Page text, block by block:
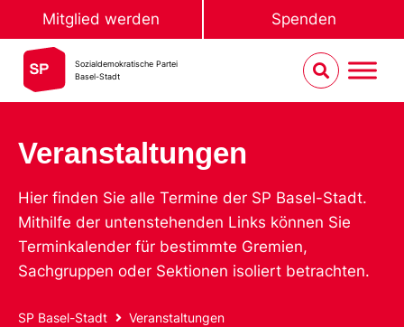
Mitglied werden Spenden
Sozialdemokratische Partei
Basel-Stadt
Veranstaltungen
Hier finden Sie alle Termine der SP Basel-Stadt.
Mithilfe der untenstehenden Links können Sie
Terminkalender für bestimmte Gremien,
Sachgruppen oder Sektionen isoliert betrachten.
SP Basel-Stadt Veranstaltungen